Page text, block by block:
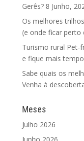
Gerês? 8 Junho,
Os melhores
(e onde ficar perto
Turismo rural Pet-
e fique mais
Sabe quais os
Venha à
Meses
Julho 2026